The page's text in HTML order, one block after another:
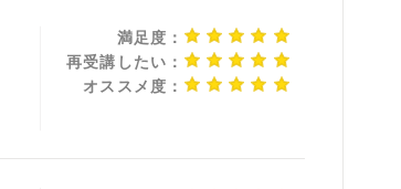
満足度：
再受講したい：
オススメ度：